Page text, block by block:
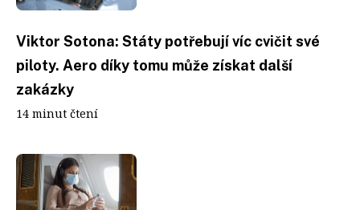
Viktor Sotona: Státy potřebují víc cvičit své
piloty. Aero díky tomu může získat další
zakázky
14 minut čtení